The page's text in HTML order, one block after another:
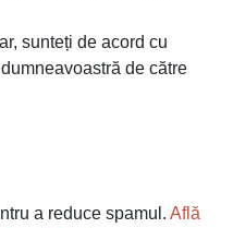
sunteți de acord cu
de către
a reduce spamul. Află